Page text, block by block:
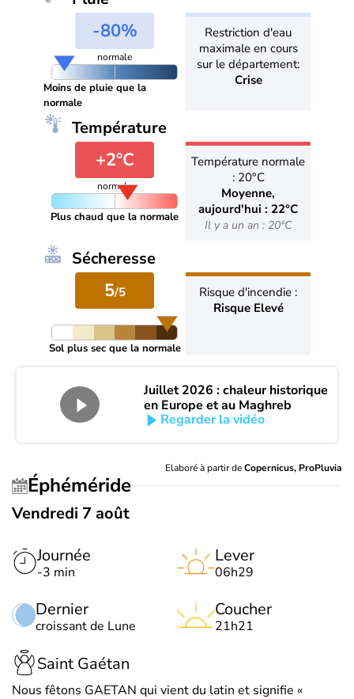
-80%
normale
Moins de pluie que la
normale
Restriction d'eau
maximale en cours
sur le département:
Crise
Température
+2°C
normale
Plus chaud que la normale
Température normale
: 20°C
Moyenne,
aujourd'hui : 22°C
Il y a un an : 20°C
Sécheresse
5/5
Sol plus sec que la normale
Risque d'incendie :
Risque Elevé
Juillet 2026 : chaleur historique
en Europe et au Maghreb
Regarder la vidéo
Elaboré à partir deCopernicus, ProPluvia
Éphéméride
Vendredi 7 août
Journée
-3 min
Dernier
croissant de Lune
Lever
06h29
Coucher
21h21
Saint Gaétan
Nous fêtons GAETAN qui vient du latin et signifie «